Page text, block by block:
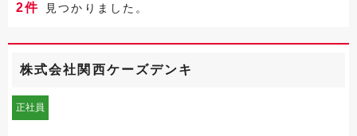
2件 見つかりました。
株式会社関西ケーズデンキ
正社員